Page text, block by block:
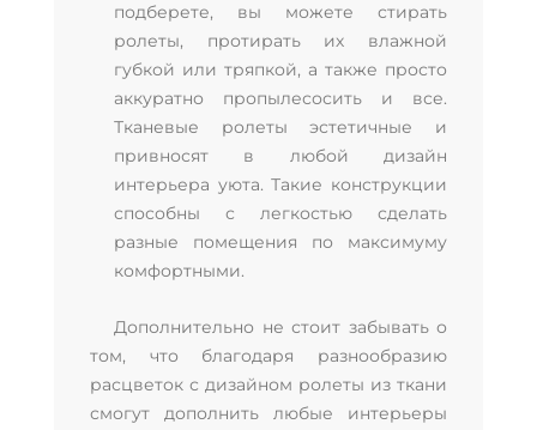
подберете, вы можете стирать
ролеты, протирать их влажной
губкой или тряпкой, а также просто
аккуратно пропылесосить и все.
Тканевые ролеты эстетичные и
привносят в любой дизайн
интерьера уюта. Такие конструкции
способны с легкостью сделать
разные помещения по максимуму
комфортными.
Дополнительно не стоит забывать о
том, что благодаря разнообразию
расцветок с дизайном ролеты из ткани
смогут дополнить любые интерьеры